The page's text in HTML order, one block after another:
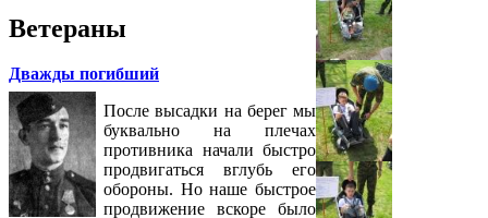
Ветераны
Дважды погибший
После высадки на берег мы
буквально на плечах
противника начали быстро
продвигаться вглубь его
обороны. Но наше быстрое
продвижение вскоре было